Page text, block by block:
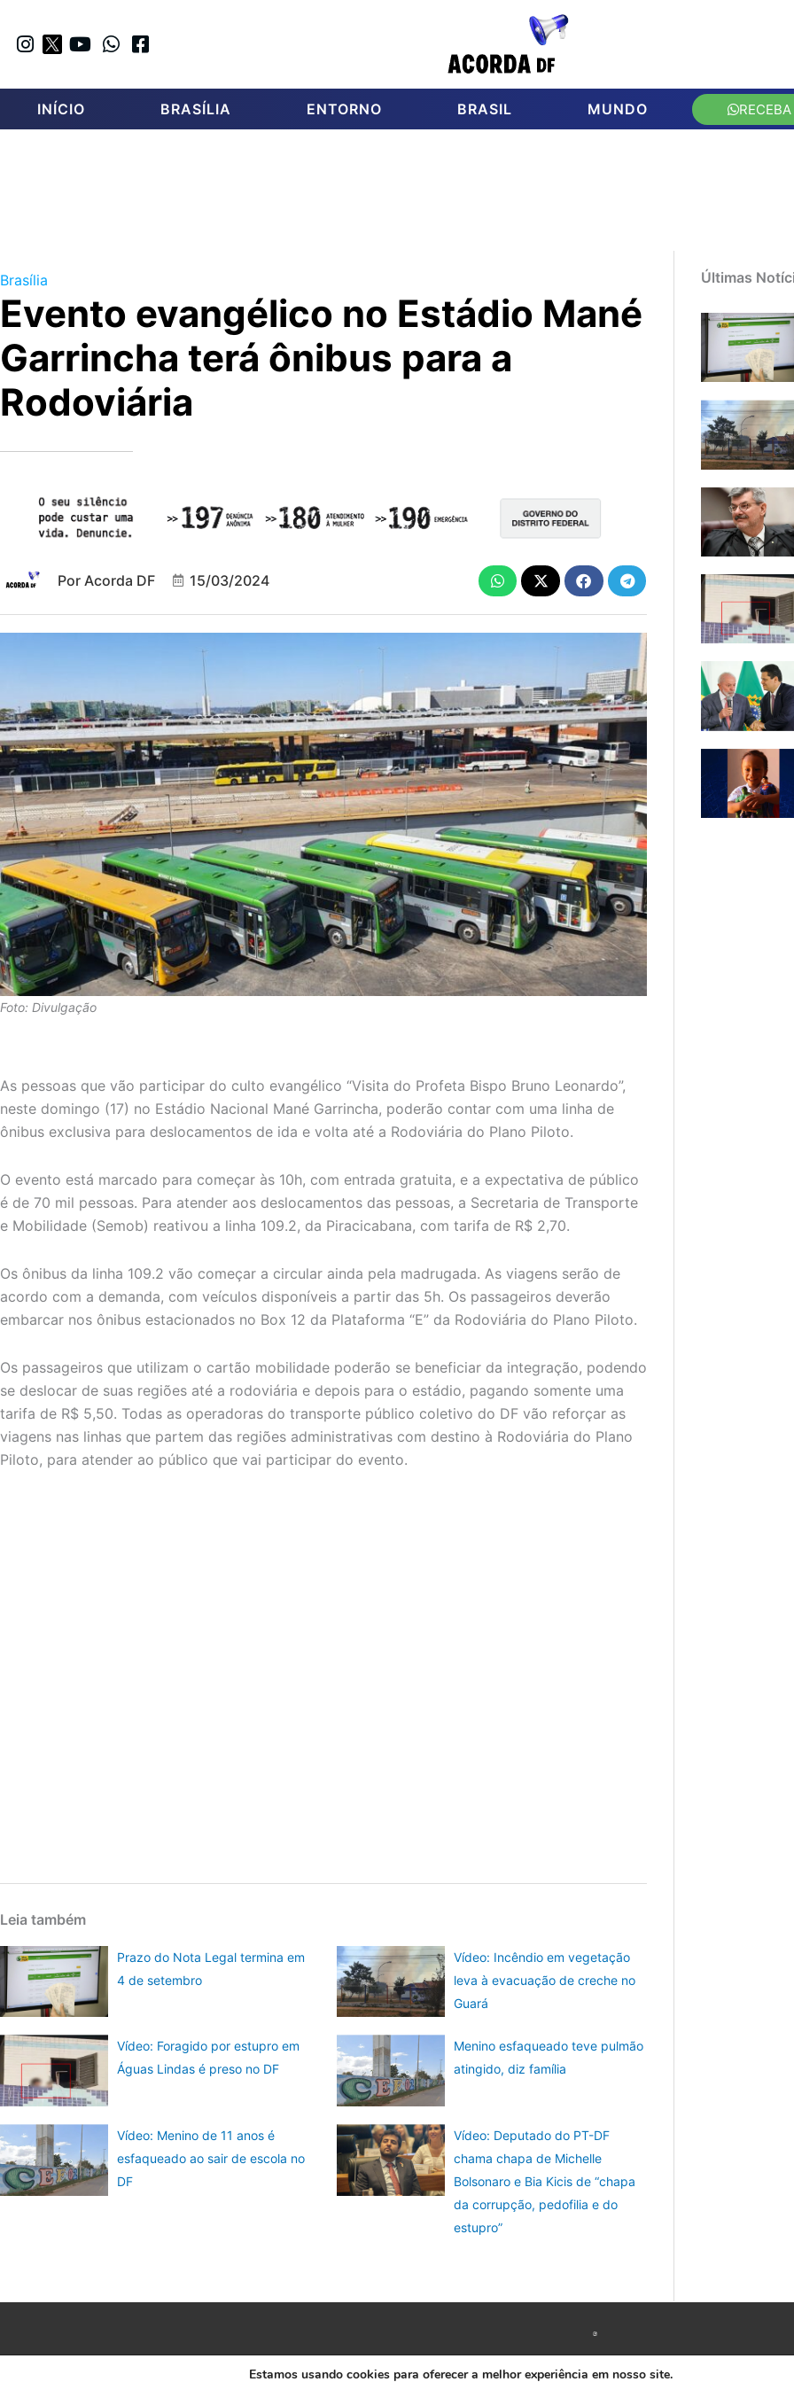
INÍCIO BRASÍLIA ENTORNO BRASIL MUNDO
Brasília
Evento evangélico no Estádio Mané
Garrincha terá ônibus para a
Rodoviária
Por Acorda DF 15/03/2024
Foto: Divulgação
As pessoas que vão participar do culto evangélico “Visita do Profeta Bispo Bruno Leonardo”,
neste domingo (17) no Estádio Nacional Mané Garrincha, poderão contar com uma linha de
ônibus exclusiva para deslocamentos de ida e volta até a Rodoviária do Plano Piloto.
O evento está marcado para começar às 10h, com entrada gratuita, e a expectativa de público
é de 70 mil pessoas. Para atender aos deslocamentos das pessoas, a Secretaria de Transporte
e Mobilidade (Semob) reativou a linha 109.2, da Piracicabana, com tarifa de R$ 2,70.
Os ônibus da linha 109.2 vão começar a circular ainda pela madrugada. As viagens serão de
acordo com a demanda, com veículos disponíveis a partir das 5h. Os passageiros deverão
embarcar nos ônibus estacionados no Box 12 da Plataforma “E” da Rodoviária do Plano Piloto.
Os passageiros que utilizam o cartão mobilidade poderão se beneficiar da integração, podendo
se deslocar de suas regiões até a rodoviária e depois para o estádio, pagando somente uma
tarifa de R$ 5,50. Todas as operadoras do transporte público coletivo do DF vão reforçar as
viagens nas linhas que partem das regiões administrativas com destino à Rodoviária do Plano
Piloto, para atender ao público que vai participar do evento.
Leia também
Prazo do Nota Legal termina em
4 de setembro
Vídeo: Incêndio em vegetação
leva à evacuação de creche no
Guará
Vídeo: Foragido por estupro em
Águas Lindas é preso no DF
Menino esfaqueado teve pulmão
atingido, diz família
Vídeo: Menino de 11 anos é
esfaqueado ao sair de escola no
DF
Vídeo: Deputado do PT-DF
chama chapa de Michelle
Bolsonaro e Bia Kicis de “chapa
da corrupção, pedofilia e do
estupro”
Últimas
Copyright © 2026 www.ACORDA DF
Estamos usando cookies para oferecer a melhor experiência em nosso site.